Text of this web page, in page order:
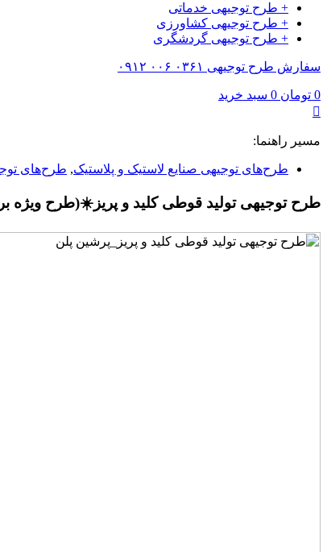
+ طرح توجیهی خدماتی
+ طرح توجیهی کشاورزی
+ طرح توجیهی گردشگری
سفارش طرح توجیهی ۰۳۶۱ ۰۰۶ ۰۹۱۲
0 تومان 0 سبد خرید
مسیر راهنما:
طرح‌های توجیهی صنایع لاستیک و پلاستیک, طرح‌های
طرح توجیهی تولید قوطی کلید و پریز☀️(طرح ویژه